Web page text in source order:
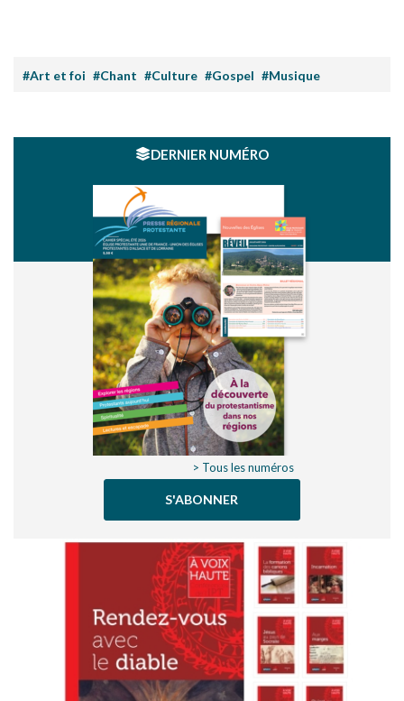
#Art et foi #Chant #Culture #Gospel #Musique
DERNIER NUMÉRO
> Tous les numéros
S'ABONNER